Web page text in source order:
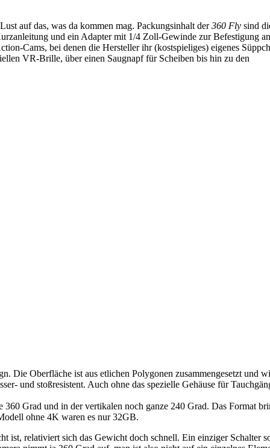
auf das, was da kommen mag. Packungsinhalt der360 Fly sind
und ein Adapter mit 1/4 Zoll-Gewinde zur Befestigung an
Cams, bei denen die Hersteller ihr (kostspieliges) eigenes
VR-Brille, über einen Saugnapf für Scheiben bis hin zu den
Die Oberfläche ist aus etlichen Polygonen zusammengesetzt und
und stoßresistent. Auch ohne das spezielle Gehäuse für
Grad und in der vertikalen noch ganze 240 Grad. Das Format
ohne 4K waren es nur 32GB.
ist, relativiert sich das Gewicht doch schnell. Ein einziger Schalter